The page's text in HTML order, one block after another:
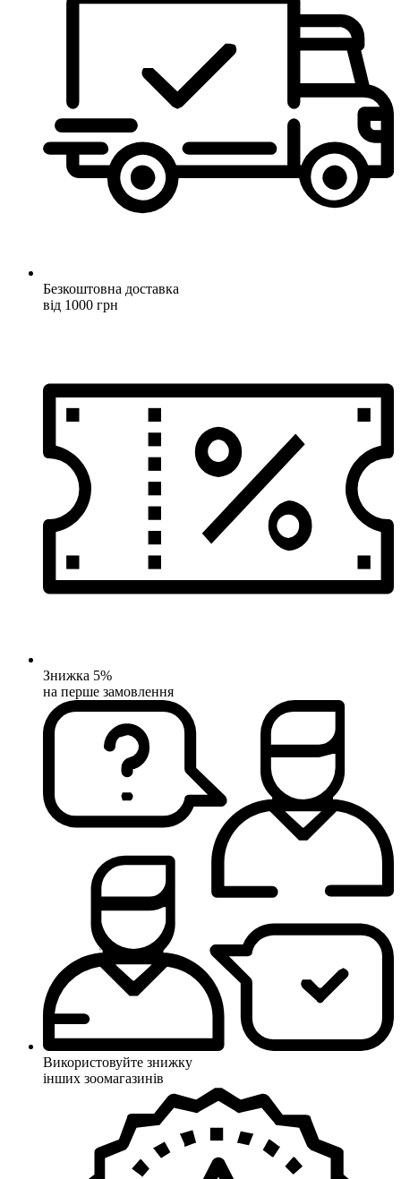
Безкоштовна доставка
від 1000 грн
Знижка 5%
на перше замовлення
Використовуйте знижку
інших зоомагазинів